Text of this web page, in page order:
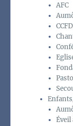
AFC
CCFD
Éveil